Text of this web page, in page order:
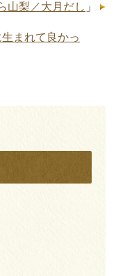
山梨／大月だし 」
まれて良かっ